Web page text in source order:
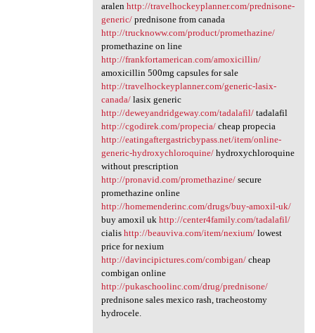
aralen http://travelhockeyplanner.com/prednisone-
generic/prednisone from canada
http://trucknoww.com/product/promethazine/
promethazine on line
http://frankfortamerican.com/amoxicillin/
amoxicillin 500mg capsules for sale
http://travelhockeyplanner.com/generic-lasix-
canada/lasix generic
http://deweyandridgeway.com/tadalafil/tadalafil
http://cgodirek.com/propecia/cheap propecia
http://eatingaftergastricbypass.net/item/online-
generic-hydroxychloroquine/hydroxychloroquine
without prescription
http://pronavid.com/promethazine/secure
promethazine online
http://homemenderinc.com/drugs/buy-amoxil-uk/
buy amoxil uk http://center4family.com/tadalafil/
cialis http://beauviva.com/item/nexium/lowest
price for nexium
http://davincipictures.com/combigan/cheap
combigan online
http://pukaschoolinc.com/drug/prednisone/
prednisone sales mexico rash, tracheostomy
hydrocele.